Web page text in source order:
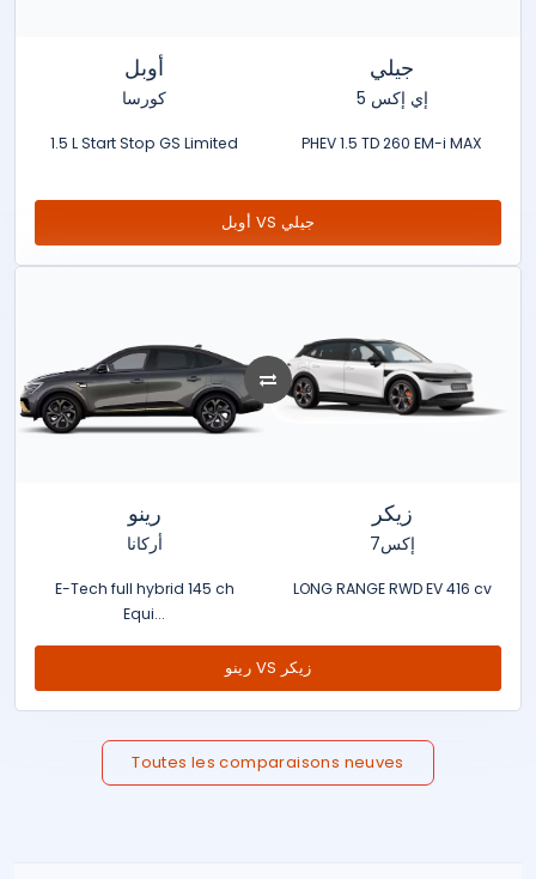
أوبل
كورسا
1.5 L Start Stop GS Limited
جيلي
إي إكس 5
PHEV 1.5 TD 260 EM-i MAX
أوبل VS جيلي
رينو
أركانا
E-Tech full hybrid 145 ch
Equi...
زيكر
7إكس
LONG RANGE RWD EV 416 cv
رينو VS زيكر
Toutes les comparaisons neuves